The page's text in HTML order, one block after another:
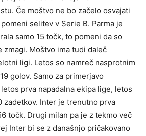
Če moštvo ne bo začelo osvajati
selitev v Serie B. Parma je
samo 15 točk, to pomeni da so
zmagi. Moštvo ima tudi daleč
ligi. Letos so namreč nasprotnim
golov. Samo za primerjavo
prva napadalna ekipa lige, letos
zadetkov. Inter je trenutno prva
točk. Drugi milan pa je z tekmo več
Inter bi se z današnjo pričakovano